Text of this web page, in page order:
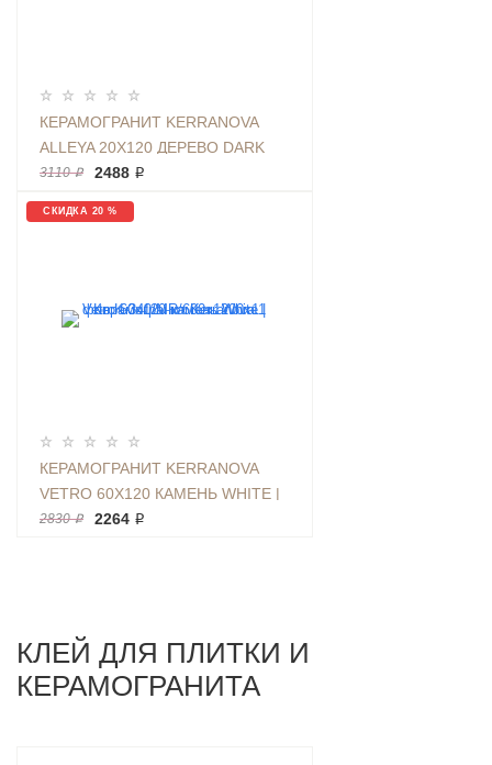
КЕРАМОГРАНИТ KERRANOVA
ALLEYA 20Х120 ДЕРЕВО DARK
BROWN | ФОН K-
2104/SR/200X1200X11
3110 ₽ 2488 ₽
СКИДКА 20 %
КЕРАМОГРАНИТ KERRANOVA
VETRO 60Х120 КАМЕНЬ WHITE |
ФОН K-340/MR/600X1200X11
2830 ₽ 2264 ₽
КЛЕЙ ДЛЯ ПЛИТКИ И
КЕРАМОГРАНИТА